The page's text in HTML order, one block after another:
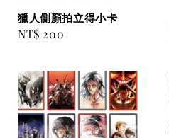
獵人側顏拍立得小卡
Regular
NT$ 200